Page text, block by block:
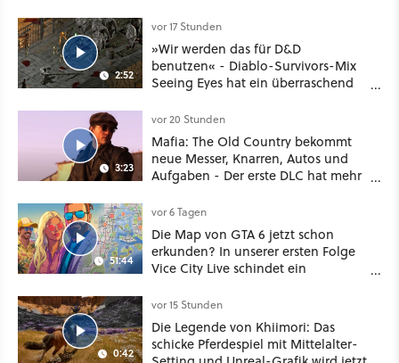
2:52
vor 17 Stunden
»Wir werden das für D&D
benutzen« - Diablo-Survivors-Mix
Seeing Eyes hat ein überraschend
3:23
vor 20 Stunden
Mafia: The Old Country bekommt
neue Messer, Knarren, Autos und
Aufgaben - Der erste DLC hat mehr
51:44
vor 6 Tagen
Die Map von GTA 6 jetzt schon
erkunden? In unserer ersten Folge
Vice City Live schindet ein
Eindruck
0:42
vor 15 Stunden
Die Legende von Khiimori: Das
schicke Pferdespiel mit Mittelalter-